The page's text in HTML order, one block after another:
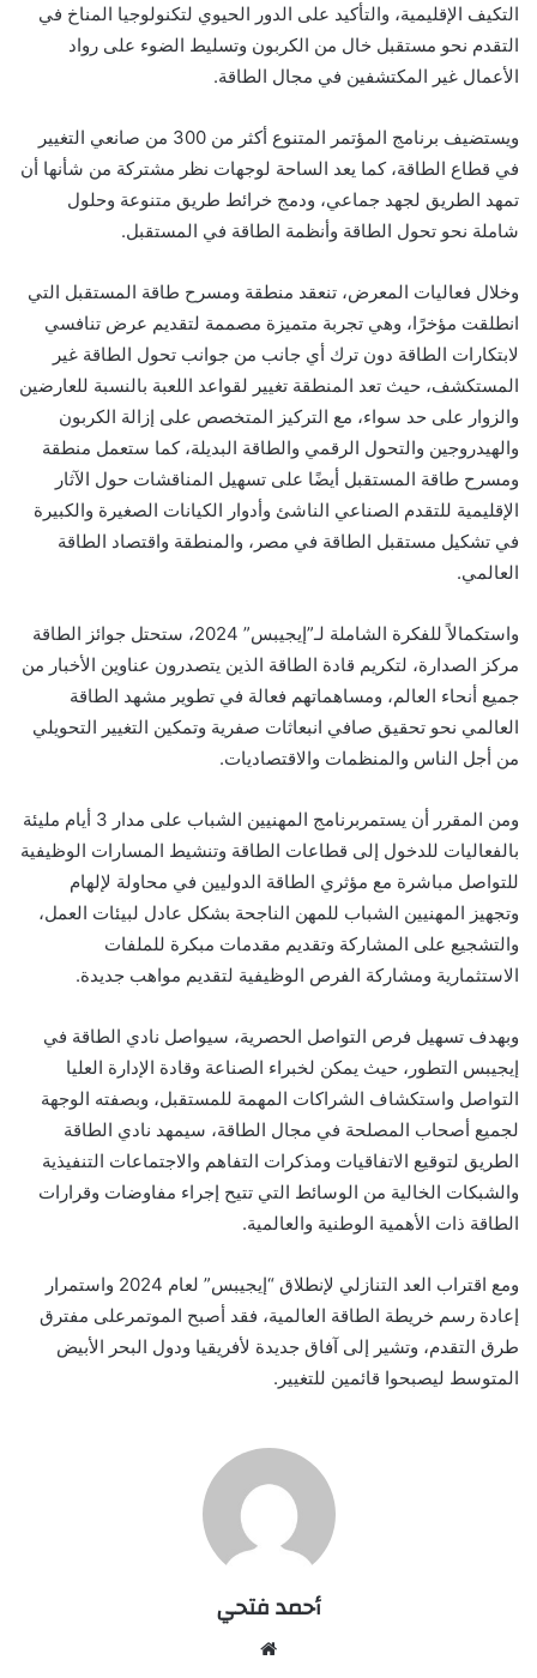
التكيف الإقليمية، والتأكيد على الدور الحيوي لتكنولوجيا المناخ في
التقدم نحو مستقبل خال من الكربون وتسليط الضوء على رواد
الأعمال غير المكتشفين في مجال الطاقة.
ويستضيف برنامج المؤتمر المتنوع أكثر من 300 من صانعي التغيير
في قطاع الطاقة، كما يعد الساحة لوجهات نظر مشتركة من شأنها أن
تمهد الطريق لجهد جماعي، ودمج خرائط طريق متنوعة وحلول
شاملة نحو تحول الطاقة وأنظمة الطاقة في المستقبل.
وخلال فعاليات المعرض، تنعقد منطقة ومسرح طاقة المستقبل التي
انطلقت مؤخرًا، وهي تجربة متميزة مصممة لتقديم عرض تنافسي
لابتكارات الطاقة دون ترك أي جانب من جوانب تحول الطاقة غير
المستكشف، حيث تعد المنطقة تغيير لقواعد اللعبة بالنسبة للعارضين
والزوار على حد سواء، مع التركيز المتخصص على إزالة الكربون
والهيدروجين والتحول الرقمي والطاقة البديلة، كما ستعمل منطقة
ومسرح طاقة المستقبل أيضًا على تسهيل المناقشات حول الآثار
الإقليمية للتقدم الصناعي الناشئ وأدوار الكيانات الصغيرة والكبيرة
في تشكيل مستقبل الطاقة في مصر، والمنطقة واقتصاد الطاقة
العالمي.
واستكمالاً للفكرة الشاملة لـ”إيجيبس” 2024، ستحتل جوائز الطاقة
مركز الصدارة، لتكريم قادة الطاقة الذين يتصدرون عناوين الأخبار من
جميع أنحاء العالم، ومساهماتهم فعالة في تطوير مشهد الطاقة
العالمي نحو تحقيق صافي انبعاثات صفرية وتمكين التغيير التحويلي
من أجل الناس والمنظمات والاقتصاديات.
ومن المقرر أن يستمربرنامج المهنيين الشباب على مدار 3 أيام مليئة
بالفعاليات للدخول إلى قطاعات الطاقة وتنشيط المسارات الوظيفية
للتواصل مباشرة مع مؤثري الطاقة الدوليين في محاولة لإلهام
وتجهيز المهنيين الشباب للمهن الناجحة بشكل عادل لبيئات العمل،
والتشجيع على المشاركة وتقديم مقدمات مبكرة للملفات
الاستثمارية ومشاركة الفرص الوظيفية لتقديم مواهب جديدة.
وبهدف تسهيل فرص التواصل الحصرية، سيواصل نادي الطاقة في
إيجيبس التطور، حيث يمكن لخبراء الصناعة وقادة الإدارة العليا
التواصل واستكشاف الشراكات المهمة للمستقبل، وبصفته الوجهة
لجميع أصحاب المصلحة في مجال الطاقة، سيمهد نادي الطاقة
الطريق لتوقيع الاتفاقيات ومذكرات التفاهم والاجتماعات التنفيذية
والشبكات الخالية من الوسائط التي تتيح إجراء مفاوضات وقرارات
الطاقة ذات الأهمية الوطنية والعالمية.
ومع اقتراب العد التنازلي لإنطلاق “إيجيبس” لعام 2024 واستمرار
إعادة رسم خريطة الطاقة العالمية، فقد أصبح الموتمرعلى مفترق
طرق التقدم، وتشير إلى آفاق جديدة لأفريقيا ودول البحر الأبيض
المتوسط ​​ليصبحوا قائمين للتغيير.
أحمد فتحي